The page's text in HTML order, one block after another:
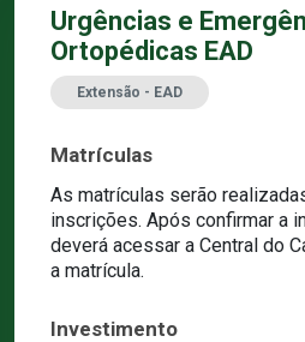
Urgências e
Ortopédicas EAD
Extensão - EAD
Matrículas
As matrículas serão
inscrições. Após confirmar a
deverá acessar a Central do
a matrícula.
Investimento